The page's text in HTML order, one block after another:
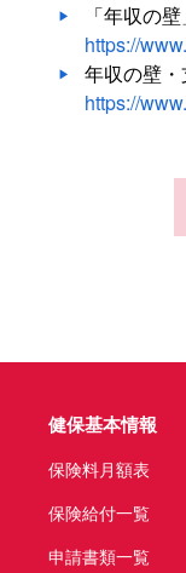
「年収の
https://
年収の壁・
https://
健保基本情報
保険料月額表
保険給付一覧
申請書類一覧